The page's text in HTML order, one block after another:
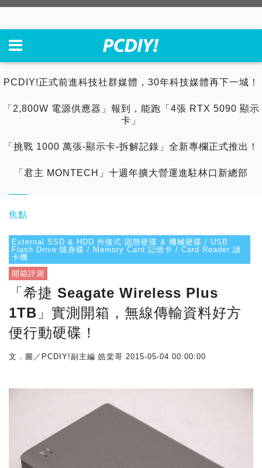
PCDIY!正式前進科技社群媒體，30年科技媒體再下一城！
「2,800W 電源供應器」報到，能跑「4張 RTX 5090 顯示
卡」
「挑戰 1000 萬張-顯示卡-拆解記錄」全新專欄正式推出！
「君主 MONTECH」十週年擴大營運進駐林口新總部
焦點
External SSD & HDD 外接式 固態硬碟 & 機械硬碟 / USB
Flash Drive 隨身碟 / Memory Card 記憶卡 / Card Reader 讀
卡機
開箱評測
「希捷 Seagate Wireless Plus
1TB」實測開箱，無線傳輸資料好方
便行動硬碟！
文．圖／PCDIY!副主編 皓棠哥 2015-05-04 00:00:00